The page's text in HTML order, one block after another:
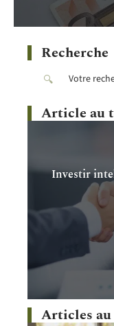
Recherche
Article au
Investir
Articles au